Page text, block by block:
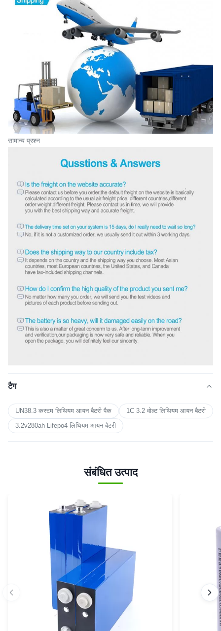
सामान्य प्रश्न
टैग
UN38.3 कस्टम लिथियम आयन बैटरी पैक
1C 3.2 वोल्ट लिथियम आयन बैटरी
3.2v280ah Lifepo4 लिथियम आयन बैटरी
संबंधित उत्पाद